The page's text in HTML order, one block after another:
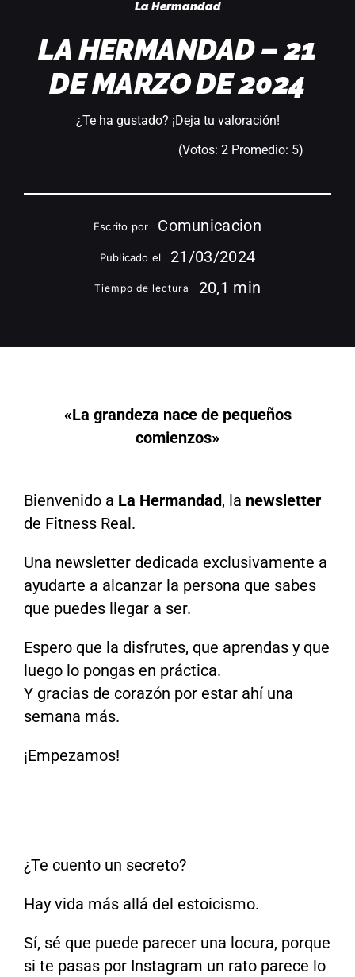
La Hermandad
LA HERMANDAD – 21
DE MARZO DE 2024
¿Te ha gustado? ¡Deja tu valoración!
(Votos: 2 Promedio: 5)
Escrito por Comunicacion
Publicado el 21/03/2024
Tiempo de lectura 20,1 min
«La grandeza nace de pequeños
comienzos»
Bienvenido a La Hermandad, la newsletter
de Fitness Real.
Una newsletter dedicada exclusivamente a
ayudarte a alcanzar la persona que sabes
que puedes llegar a ser.
Espero que la disfrutes, que aprendas y que
luego lo pongas en práctica.
Y gracias de corazón por estar ahí una
semana más.
¡Empezamos!
¿Te cuento un secreto?
Hay vida más allá del estoicismo.
Sí, sé que puede parecer una locura, porque
si te pasas por Instagram un rato parece lo